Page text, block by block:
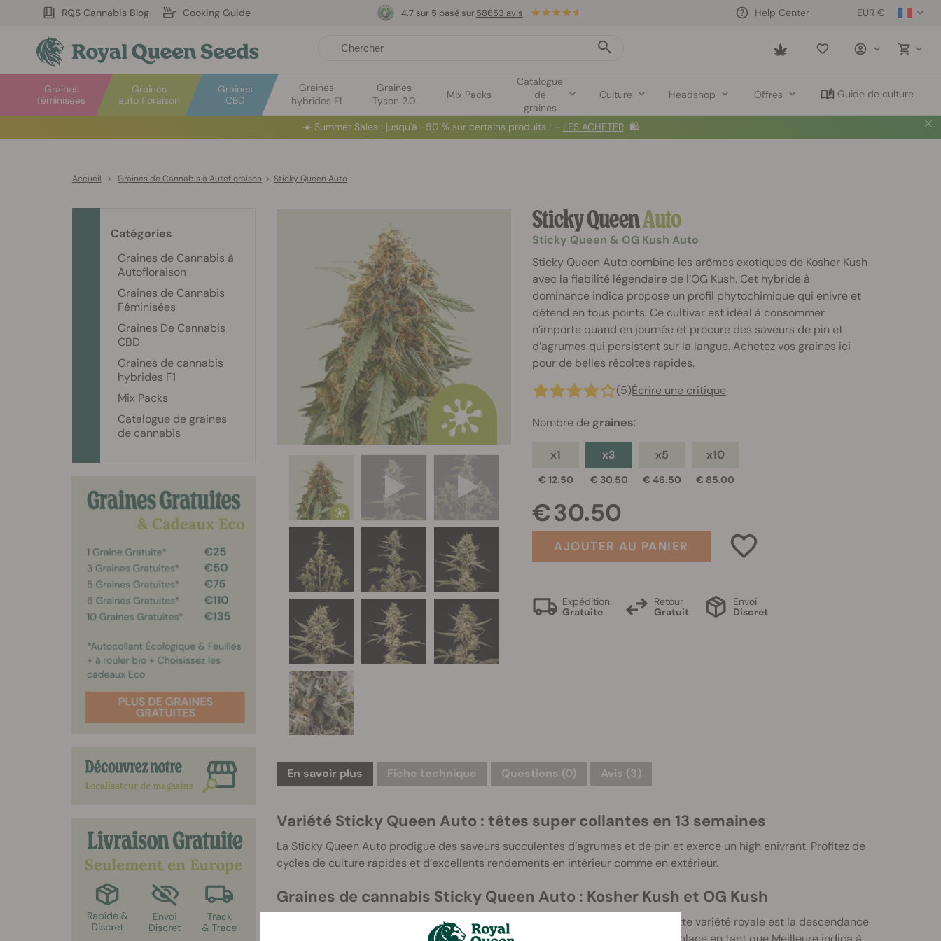
RQS Cannabis Blog Cooking Guide EUR €
Help Center
Saved
Graines
auto floraison
Graines
féminisees
Graines
CBD
Graines
hybrides F1
Graines
Tyson 2.0
Mix Packs
Catalogue
de
graines
Culture Headshop Offres Guide de culture
4.7 sur 5 basé sur 58653 avis
☀️ Summer Sales : jusqu'à -50 % sur certains produits ! ⏤ LES ACHETER 🛍️
Accueil > Graines de Cannabis à Autofloraison > Sticky Queen Auto
Sticky QueenAuto
Sticky Queen & OG Kush Auto
Sticky Queen Auto combine les arômes exotiques de Kosher Kush
avec la fiabilité légendaire de l’OG Kush. Cet hybride à
dominance indica propose un profil phytochimique qui enivre et
détend en tous points. Ce cultivar est idéal à consommer
n’importe quand en journée et procure des saveurs de pin et
d’agrumes qui persistent sur la langue. Achetez vos graines ici
pour de belles récoltes rapides.
(5)Écrire une critique
Nombre de graines:
x1
€ 12.50
x3
€ 30.50
x5
€ 46.50
x10
€ 85.00
€ 30.50
AJOUTER AU PANIER
Expédition
Gratuite
Retour
Gratuit
Envoi
Discret
En savoir plus Fiche technique Questions (0) Avis (3)
Variété Sticky Queen Auto : têtes super collantes en 13 semaines
La Sticky Queen Auto prodigue des saveurs succulentes d’agrumes et de pin et exerce un high enivrant. Profitez de
cycles de culture rapides et d’excellents rendements en intérieur comme en extérieur.
Graines de cannabis Sticky Queen Auto : Kosher Kush et OG Kush
Sticky Queen Auto est devenu un cultivar à autofloraison fiable et puissant. Cette variété royale est la descendance
Catégories
Graines de Cannabis à
Autofloraison
Graines de Cannabis
Féminisées
Graines De Cannabis
CBD
Graines de cannabis
hybrides F1
Mix Packs
Catalogue de graines
de cannabis